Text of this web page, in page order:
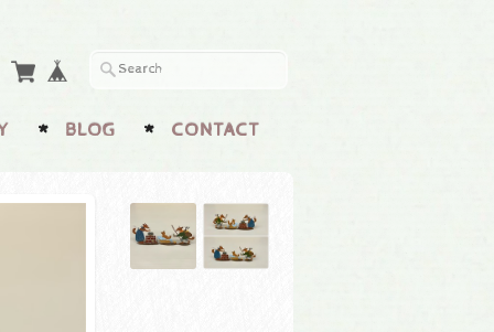
BLOG CONTACT